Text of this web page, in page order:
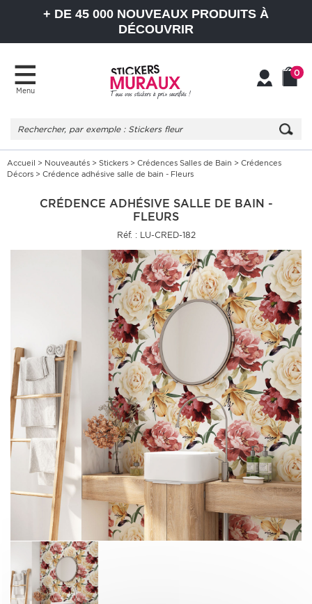
+ DE 45 000 NOUVEAUX PRODUITS À
DÉCOUVRIR
Menu
0
Accueil > Nouveautés > Stickers > Crédences Salles de Bain > Crédences
Décors > Crédence adhésive salle de bain - Fleurs
CRÉDENCE ADHÉSIVE SALLE DE BAIN -
FLEURS
Réf. : LU-CRED-182